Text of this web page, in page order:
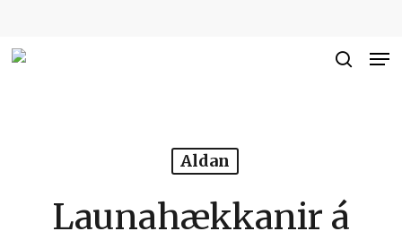
Aldan
Launahækkanir á
Close